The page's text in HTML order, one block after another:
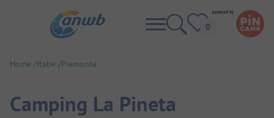
Home Italië Piemonte
Camping La Pineta